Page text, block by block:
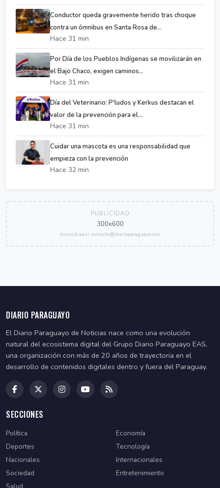
Conductor queda gravemente herido tras choque
contra un ómnibus en Santa Rosa de...
Hace 31 min
Por Día de los Pueblos Indígenas se movilizarán en
el Bajo Chaco, exigen caminos...
Hace 31 min
Día del Veterinario: P'ludos y Kerkus destacan el
valor de la prevención para el...
Hace 31 min
Cuidar una mascota es una responsabilidad que
empieza con la prevención
Hace 32 min
PUBLICIDAD
300x600
Anunciá aquí: contacto@diarioparaguayo.com
DIARIO PARAGUAYO
El Diario Paraguayo de Noticias nace como una evolución
natural del ecosistema digital del Grupo Diario Paraguayo EAS,
una organización con más de 20 años de trayectoria en el
desarrollo de contenidos digitales dentro y fuera del Paraguay.
SECCIONES
Política
Economía
Deportes
Tecnología
Nacionales
Internacionales
Sociedad
Entretenimiento
Salud